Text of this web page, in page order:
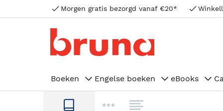
Morgen gratis bezorgd vanaf €20*
Boeken Engelse boeken eBooks